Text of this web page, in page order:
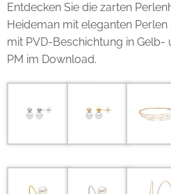
Entdecken Sie die zarten
Heideman mit eleganten
mit PVD-Beschichtung in Gelb-
PM im Download.